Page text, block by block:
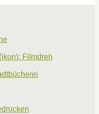
Filmdreh